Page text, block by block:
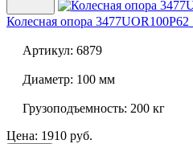
Колесная опора 3477UOR100P62
Артикул: 6879
Диаметр: 100 мм
Грузоподъемность: 200 кг
Цена: 1910 руб.